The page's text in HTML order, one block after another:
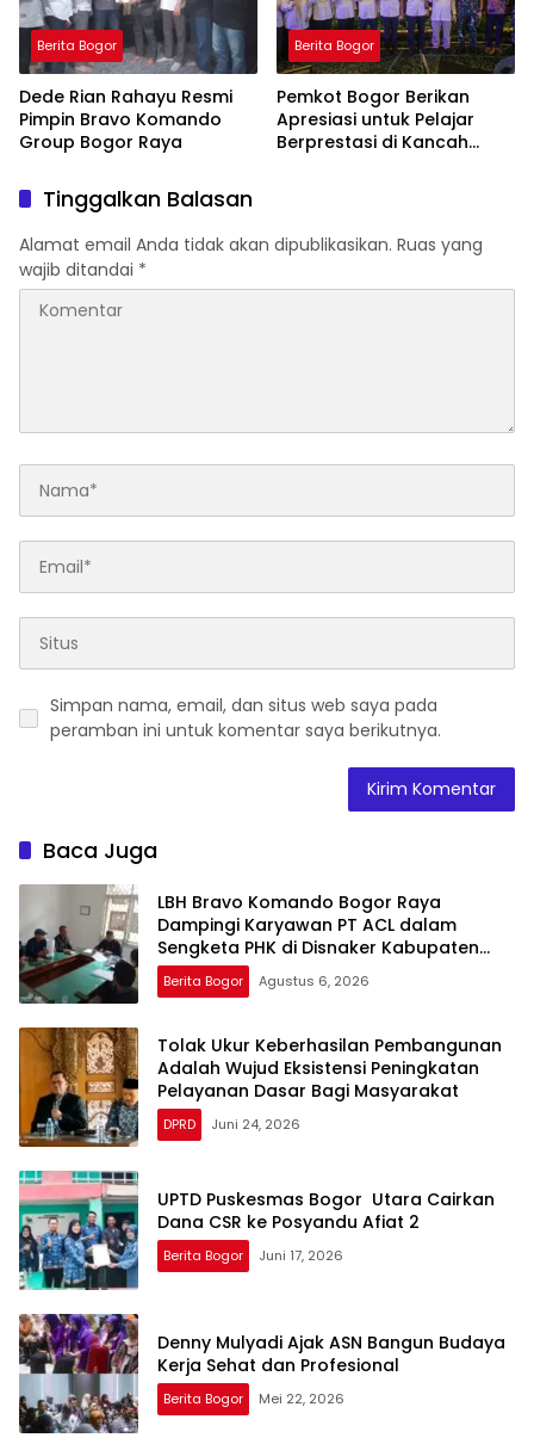
penyakit demam berdarah,” ujar Teguh.
Kegiatan fogging di Dukuh Mluweh Desa
Mireng merupakan bagian dari upaya
berkelanjutan Dinas Kesehatan Kabupaten
Klaten dalam memberantas DBD, yang
sering kali meningkat saat musim
penghujan. Kerjasama antara Babinsa dan
meningkatkan kesadaran masyarakat serta
Desa Mireng. (Red)
Berita Bogor
Dede Rian Rahayu Resmi
Pimpin Bravo Komando
Group Bogor Raya
Berita Bogor
Pemkot Bogor Berikan
Apresiasi untuk Pelajar
Berprestasi di Kancah
Tinggalkan Balasan
Alamat email Anda tidak akan dipublikasikan. Ruas yang
wajib ditandai *
Simpan nama, email, dan situs web saya pada
peramban ini untuk komentar saya berikutnya.
Baca Juga
LBH Bravo Komando Bogor Raya
Dampingi Karyawan PT ACL dalam
Sengketa PHK di Disnaker Kabupaten
Bogor
Berita Bogor Agustus 6, 2026
Tolak Ukur Keberhasilan Pembangunan
Adalah Wujud Eksistensi Peningkatan
Pelayanan Dasar Bagi Masyarakat
DPRD Juni 24, 2026
UPTD Puskesmas Bogor Utara Cairkan
Dana CSR ke Posyandu Afiat 2
Berita Bogor Juni 17, 2026
Denny Mulyadi Ajak ASN Bangun Budaya
Kerja Sehat dan Profesional
Berita Bogor Mei 22, 2026